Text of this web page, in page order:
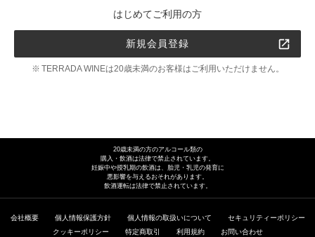
はじめてご利用の方
新規会員登録
TERRADA WINEは20歳未満のお客様はご利用いただけません。
20歳未満の方のアルコール類の
購入・飲酒は法律で禁止されています。
妊娠中や授乳期の飲酒は、胎児・乳児の発育に
悪影響を与えるおそれがあります。
飲酒運転は法律で禁止されています。
会社概要 個人情報保護方針 個人情報の取扱いについて
セキュリティーポリシー
クッキーポリシー
特定商取引 利用規約 お問い合わせ